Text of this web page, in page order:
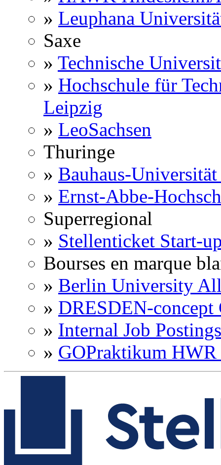
» Leuphana
Saxe
» Technische
» Hochschule für
Leipzig
» LeoSachsen
Thuringe
» Bauhaus-
» Ernst-Abbe-
Superregional
» Stellenticket Start-
Bourses en marque
» Berlin University
» DRESDEN-concept
» Internal Job
» GOPraktikum